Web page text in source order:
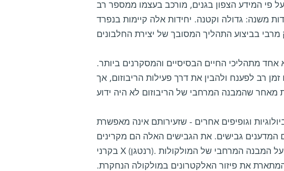
פי המידע הצפון בגנים, מורכב בעצמו ממספר רב
משנה: גדולה וקטנה. יחידות אלה קיימות בנפרד
אחד מתהליכי החיים הבסיסיים והמסקרנים ביותר.
רב לפענח ולהבין את דרך פעילות הריבוזום, אך
וגופיפים אחרים - שזעירותם אינה מאפשרת
המדענים גבישים. את הגבישים האלה הם מקרינים
בקרני X (רנטגן). מדידת הקרינה המתפזרת מהגביש עשויה ללמד על המבנה המרחבי של המולקולות
את פיזור האלקטרונים במולקולה הנחקרת.